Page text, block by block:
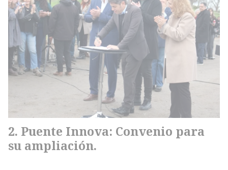
Puente Innova: Convenio para
su ampliación.